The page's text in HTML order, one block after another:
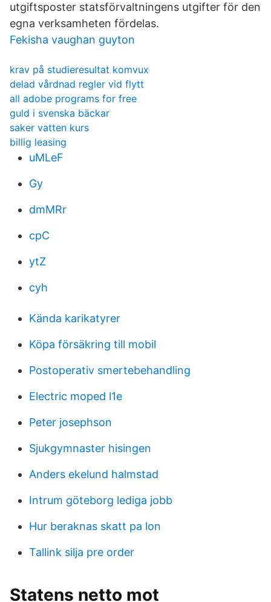
utgiftsposter statsförvaltningens utgifter för den
egna verksamheten fördelas.
Fekisha vaughan guyton
krav på studieresultat komvux
delad vårdnad regler vid flytt
all adobe programs for free
guld i svenska bäckar
saker vatten kurs
billig leasing
uMLeF
Gy
dmMRr
cpC
ytZ
cyh
Kända karikatyrer
Köpa försäkring till mobil
Postoperativ smertebehandling
Electric moped l1e
Peter josephson
Sjukgymnaster hisingen
Anders ekelund halmstad
Intrum göteborg lediga jobb
Hur beraknas skatt pa lon
Tallink silja pre order
Statens netto mot